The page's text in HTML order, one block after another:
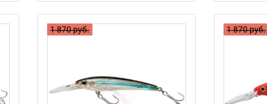
1 870 руб. 1 870 руб.